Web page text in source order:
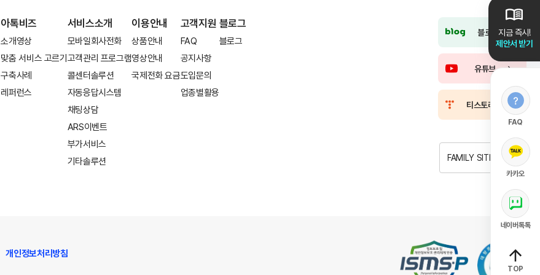
지금 즉시!
제안서 받기
FAQ
카카오
네이버톡톡
TOP
아톡비즈
소개영상
맞춤 서비스 고르기
구축사례
레퍼런스
서비스소개
모바일회사전화
고객관리 프로그램
콜센터솔루션
자동응답시스템
채팅상담
ARS이벤트
부가서비스
기타솔루션
이용안내
상품안내
영상안내
국제전화 요금
고객지원
FAQ
공지사항
도입문의
업종별활용
블로그
블로그
블로그
유튜브
티스토리
FAMILY SITE
개인정보처리방침